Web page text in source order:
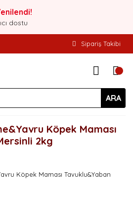
dostu
Sipariş Takibi
ARA
Köpek Maması
2kg